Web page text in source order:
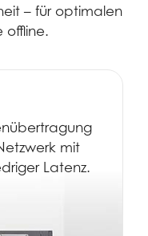
– für optimalen
offline.
mit
Latenz.